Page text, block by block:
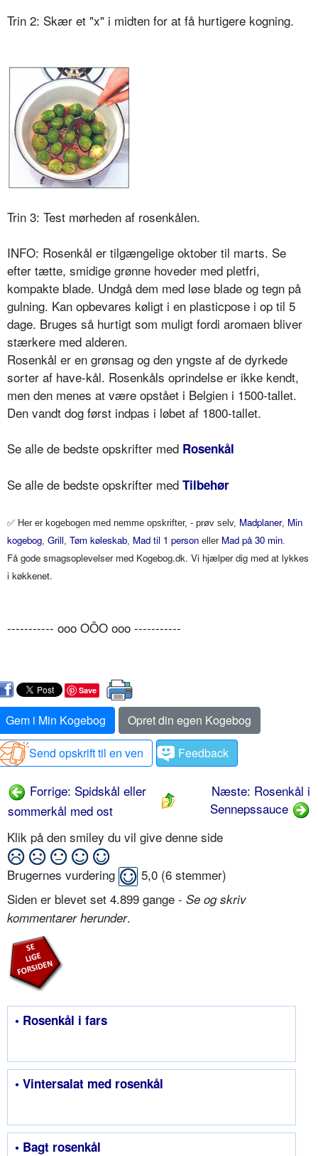
Trin 2: Skær et "x" i midten for at få hurtigere kogning.
Trin 3: Test mørheden af rosenkålen.
INFO: Rosenkål er tilgængelige oktober til marts. Se
efter tætte, smidige grønne hoveder med pletfri,
kompakte blade. Undgå dem med løse blade og tegn på
gulning. Kan opbevares køligt i en plasticpose i op til 5
dage. Bruges så hurtigt som muligt fordi aromaen bliver
stærkere med alderen.
Rosenkål er en grønsag og den yngste af de dyrkede
sorter af have-kål. Rosenkåls oprindelse er ikke kendt,
men den menes at være opstået i Belgien i 1500-tallet.
Den vandt dog først indpas i løbet af 1800-tallet.
Se alle de bedste opskrifter med Rosenkål
Se alle de bedste opskrifter med Tilbehør
✅ Her er kogebogen med nemme opskrifter, - prøv selv, Madplaner, Min
kogebog Grill Tøm køleskab Mad til 1 person eller Mad på 30 min
Få gode smagsoplevelser med Kogebog.dk. Vi hjælper dig med at lykkes
i køkkenet.
----------- ooo OÔO ooo -----------
Save
Gem i Min Kogebog
Opret din egen Kogebog
Send opskrift til en ven
Feedback
Forrige: Spidskål eller
sommerkål med ost
Næste: Rosenkål i
Sennepssauce
Klik på den smiley du vil give denne side
Brugernes vurdering 5,0 (6 stemmer)
Siden er blevet set 4.899 gange - Se og skriv
kommentarer herunder.
• Rosenkål i fars
• Vintersalat med rosenkål
• Bagt rosenkål